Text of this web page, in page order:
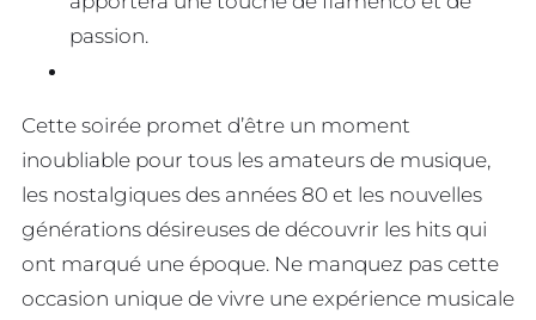
passion.
Cette soirée promet d’être un moment
inoubliable pour tous les amateurs de musique,
les nostalgiques des années 80 et les nouvelles
générations désireuses de découvrir les hits qui
ont marqué une époque. Ne manquez pas cette
occasion unique de vivre une expérience musicale